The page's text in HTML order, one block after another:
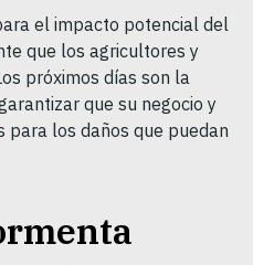
el impacto potencial del
que los agricultores y
próximos días son la
que su negocio y
los daños que puedan